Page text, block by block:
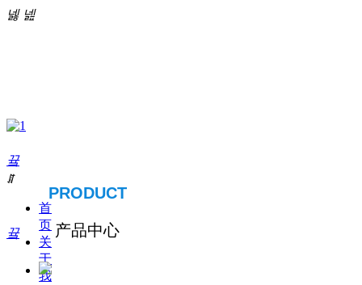
넳 넲
끀
ꁲ
首
页
关
于
我
PRODUCT
产品中心
끀